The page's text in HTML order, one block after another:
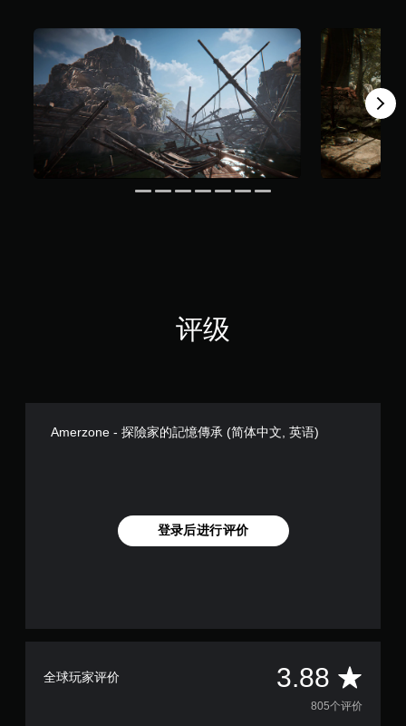
评级
Amerzone - 探險家的記憶傳承 (简体中文, 英语)
登录后进行评价
全球玩家评价 3.88 平
均
805个评价